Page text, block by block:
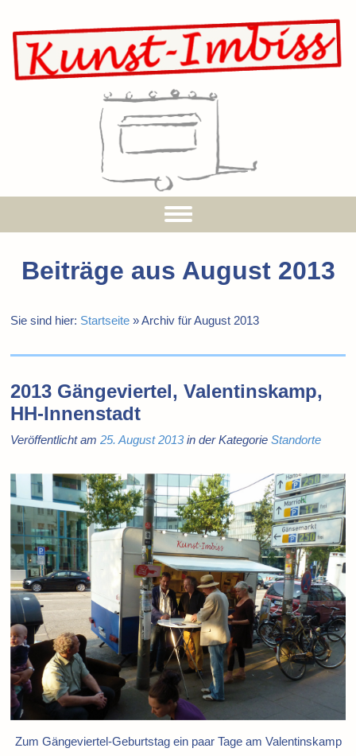
Beiträge aus August 2013
Sie sind hier: Startseite »Archiv für August 2013
2013 Gängeviertel, Valentinskamp,
HH-Innenstadt
Veröffentlicht am25. August 2013in der KategorieStandorte
Zum Gängeviertel-Geburtstag ein paar Tage am Valentinskamp